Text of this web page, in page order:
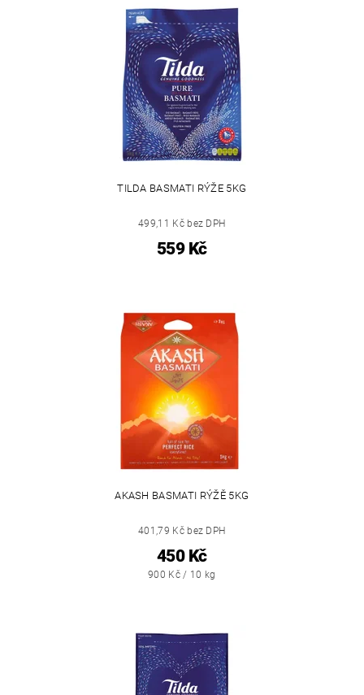
TILDA BASMATI RÝŽE 5KG
499,11 Kč bez DPH
559 Kč
AKASH BASMATI RÝŽĚ 5KG
401,79 Kč bez DPH
450 Kč
900 Kč / 10 kg